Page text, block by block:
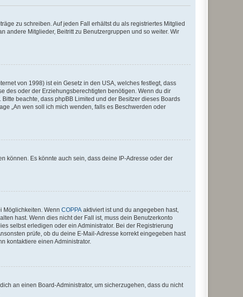
zu schreiben. Auf jeden Fall erhältst du als registriertes Mitglied
andere Mitglieder, Beitritt zu Benutzergruppen und so weiter. Wir
von 1998) ist ein Gesetz in den USA, welches festlegt, dass
des oder der Erziehungsberechtigten benötigen. Wenn du dir
beachte, dass phpBB Limited und der Besitzer dieses Boards
„An wen soll ich mich wenden, falls es Beschwerden oder
können. Es könnte auch sein, dass deine IP-Adresse oder der
Möglichkeiten. Wenn COPPA aktiviert ist und du angegeben hast,
hast. Wenn dies nicht der Fall ist, muss dein Benutzerkonto
selbst erledigen oder ein Administrator. Bei der Registrierung
prüfe, ob du deine E-Mail-Adresse korrekt eingegeben hast
kontaktiere einen Administrator.
an einen Board-Administrator, um sicherzugehen, dass du nicht